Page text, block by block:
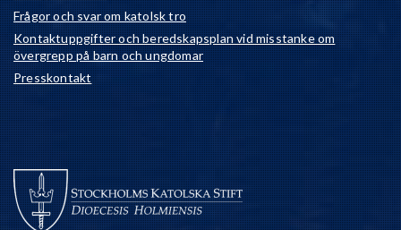
Frågor och svar om katolsk tro
Kontaktuppgifter och beredskapsplan vid misstanke om
övergrepp på barn och ungdomar
Presskontakt